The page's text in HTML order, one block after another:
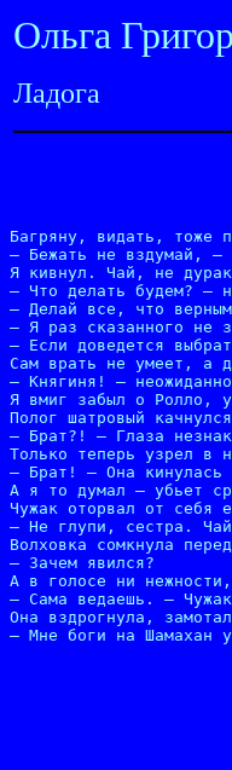
Ольга
Ладога
Багряну, видать, тоже
– Бежать не вздумай, –
Я кивнул. Чай, не
– Что делать будем? –
– Делай все, что
– Я раз сказанного не
– Если доведется
Сам врать не умеет, а
– Княгиня! –
Я вмиг забыл о Ролло,
Полог шатровый
– Брат?! – Глаза
Только теперь узрел в
– Брат! – Она кинулась
А я то думал – убьет
Чужак оторвал от себя
– Не глупи, сестра.
Волховка сомкнула
– Зачем явился?
А в голосе ни
– Сама ведаешь. –
Она вздрогнула,
– Мне боги на Шамахан